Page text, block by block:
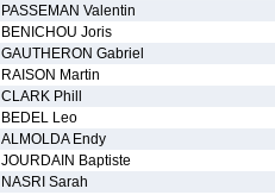
PASSEMAN Valentin
BENICHOU Joris
GAUTHERON Gabriel
RAISON Martin
CLARK Phill
BEDEL Leo
ALMOLDA Endy
JOURDAIN Baptiste
NASRI Sarah